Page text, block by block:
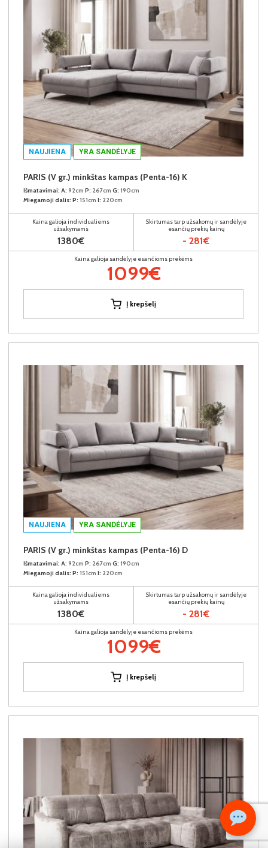
Kiekis:
NAUJIENA YRA SANDĖLYJE
PARIS (V gr.) minkštas kampas (Penta-16) K
Išmatavimai: A: 92cm P: 267cm G: 190cm
Miegamoji dalis: P: 151cm I: 220cm
Kaina galioja individualiems
užsakymams
1380€
Skirtumas tarp užsakomų ir sandėlyje
esančių prekių kainų
- 281€
Kaina galioja sandėlyje esančioms prekėms
1099€
Į krepšelį
NAUJIENA YRA SANDĖLYJE
PARIS (V gr.) minkštas kampas (Penta-16) D
Išmatavimai: A: 92cm P: 267cm G: 190cm
Miegamoji dalis: P: 151cm I: 220cm
Kaina galioja individualiems
užsakymams
1380€
Skirtumas tarp užsakomų ir sandėlyje
esančių prekių kainų
- 281€
Kaina galioja sandėlyje esančioms prekėms
1099€
Į krepšelį